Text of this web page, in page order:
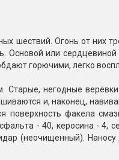
шествий. Огонь от них
Основой или
горючими, легко
негодные
и, наконец,
факела
- 40, керосина - 4,
(неочищенный).